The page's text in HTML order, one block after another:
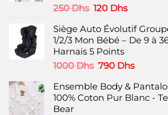
250Dhs Le
initial
était :
250 Dhs.
120 DhsLe
actuel
est :
Siège Auto Évolutif
1/2/3 Mon Bébé – De 9 à
Harnais 5 Points
1000Dhs Le
initial
était :
790 DhsLe
actuel
est :
Ensemble Body &
100% Coton Pur Blanc -
Bear